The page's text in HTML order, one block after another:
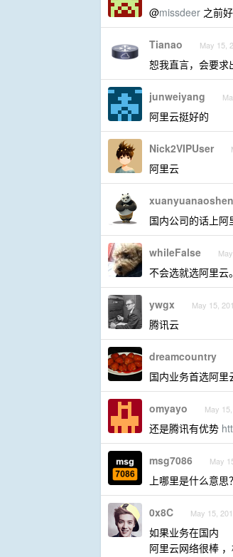
@missdeer 之前
Tianao May 15,
恕我直言，会要求
junweiyang
阿里云挺好的
Nick2VIPUser
阿里云
国内公司的话上
whileFalse
不会选就选阿里云
ywgx May 15,
腾讯云
dreamcountry
国内业务首选阿里
omyayo May
还是腾讯有优势
msg7086 May
上哪里是什么意
0x8C May 15,
如果业务在国内
阿里云网络很棒